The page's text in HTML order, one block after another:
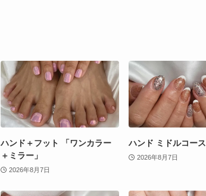
ハンド＋フット 「ワンカラー
＋ミラー」
2026年8月7日
ハンド ミドルコース
2026年8月7日